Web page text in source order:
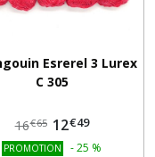
Esrerel 3 Lurex
C 305
16€65 12€49
PROMOTION -25 %